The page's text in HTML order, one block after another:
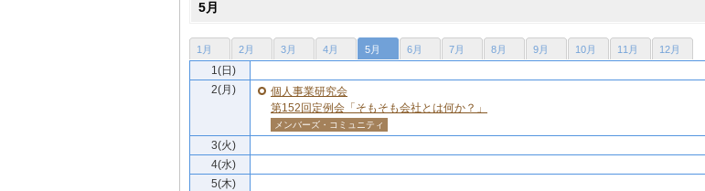
5月
1月 2月 3月 4月 5月 6月 7月 8月 9月 10月 11月 12月
1(日)
2(月)
個人事業研究会
第152回定例会「そもそも会社とは何か？」
メンバーズ・コミュニティ
3(火)
4(水)
5(木)